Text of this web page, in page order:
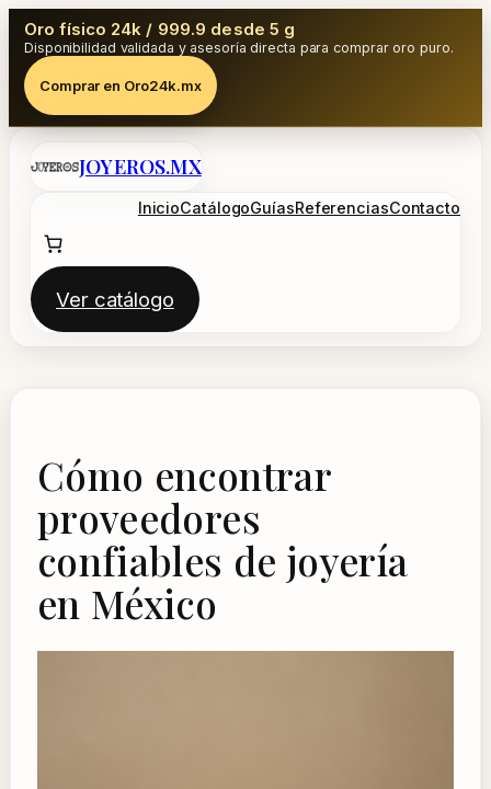
Oro físico 24k / 999.9 desde 5 g
Disponibilidad validada y asesoría directa para comprar oro puro.
Comprar en Oro24k.mx
Saltar
JOYEROS.MX
InicioCatálogoGuíasReferenciasContacto
Ver catálogo
Cómo encontrar
proveedores
confiables de joyería
en México